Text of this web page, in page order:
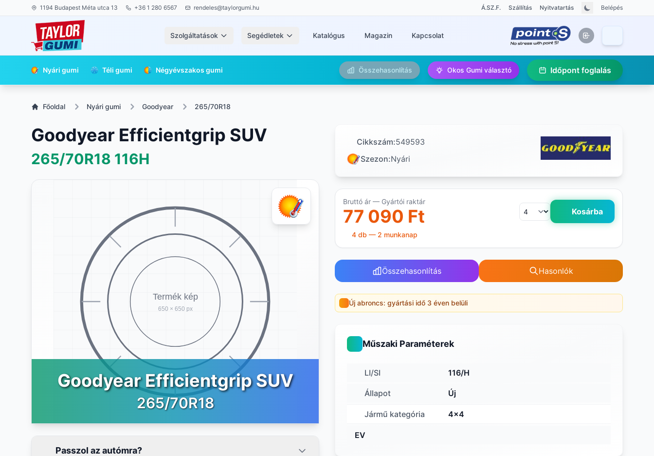
1194 Budapest Méta utca 13 +36 1 280 6567 rendeles@taylorgumi.hu Á.SZ.F. Szállítás Nyitvatartás Belépés
Szolgáltatások Segédletek Katalógus Magazin Kapcsolat
Nyári gumi Téli gumi Négyévszakos gumi Összehasonlítás Okos Gumi választó Időpont foglalás
Főoldal Nyári gumi Goodyear 265/70R18
Goodyear Efficientgrip SUV
265/70R18 116H
Goodyear Efficientgrip SUV
265/70R18
Passzol az autómra?
Cikkszám:549593
Szezon:Nyári
Bruttó ár — Gyártói raktár
77 090 Ft Kosárba
4 db — 2 munkanap
Összehasonlítás Hasonlók
Új abroncs: gyártási idő 3 éven belüli
Műszaki Paraméterek
LI/SI 116/H
Állapot Új
Jármű kategória 4x4
EV